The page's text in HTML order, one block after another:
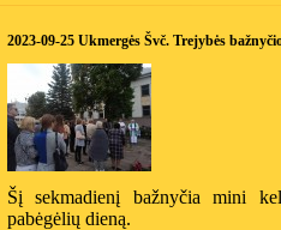
2023-09-25 Ukmergės Švč. Trejybės
Šį sekmadienį bažnyčia mini
pabėgėlių dieną.